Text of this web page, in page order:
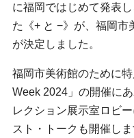
に福岡ではじめて発表
た《+ と −》が、福岡市
が決定しました。
福岡市美術館のために
Week 2024」の開催に
レクション展示室ロビ
スト・トークも開催し